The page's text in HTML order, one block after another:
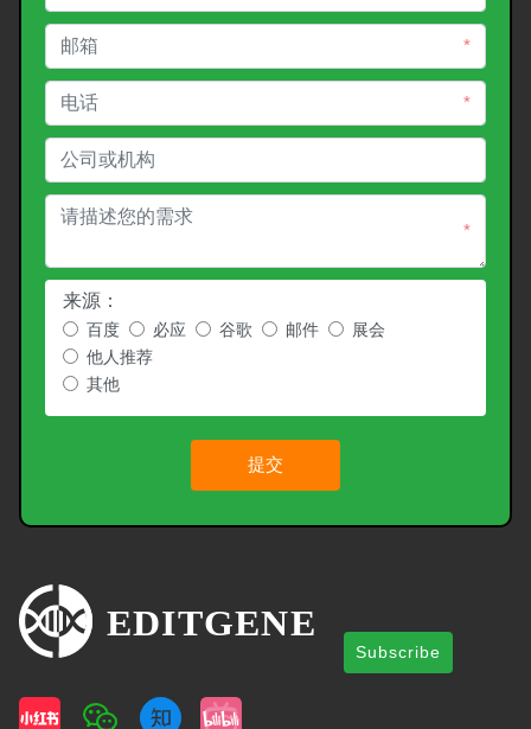
*
*
*
来源：
百度 必应 谷歌 邮件
展会
他人推荐
其他
提交
Subscribe